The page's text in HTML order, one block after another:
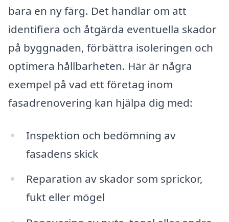
bara en ny färg. Det handlar om att
identifiera och åtgärda eventuella skador
på byggnaden, förbättra isoleringen och
optimera hållbarheten. Här är några
exempel på vad ett företag inom
fasadrenovering kan hjälpa dig med:
Inspektion och bedömning av
fasadens skick
Reparation av skador som sprickor,
fukt eller mögel